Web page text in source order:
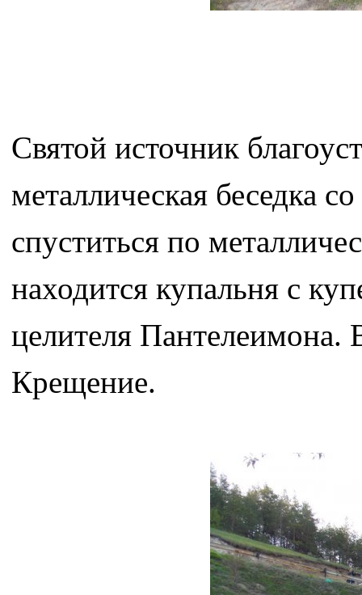
Святой источник
металлическая беседка
спуститься по
находится купальня с
целителя Пантелеимона.
Крещение.